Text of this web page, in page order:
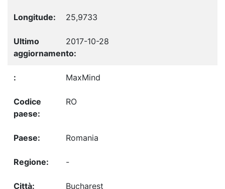
25,9733
2017-10-28
MaxMind
RO
Romania
-
Bucharest